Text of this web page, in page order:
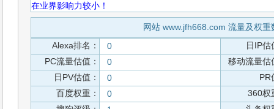
在业界影响力较小！
网站 www.jfh668.com 流量及权重
Alexa排名：
0
日IP估
PC流量估值：
0
移动流量估
日PV估值：
0
PR
百度权重：
0
360权